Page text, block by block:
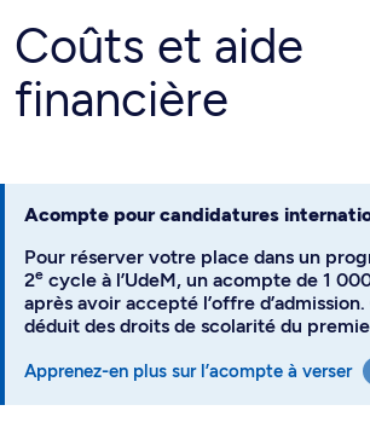
Coûts et aide
financière
Acompte pour candidatures
Pour réserver votre place dans un
2e cycle à l’UdeM, un acompte de 1
après avoir accepté l’offre
déduit des droits de scolarité du
Apprenez-en plus sur l’acompte à verser